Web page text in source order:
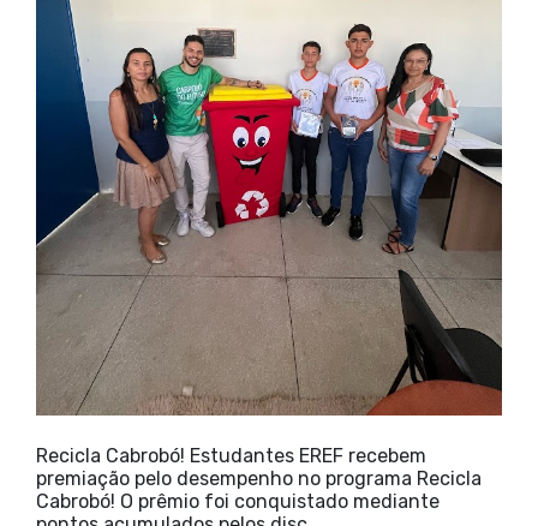
Recicla Cabrobó! Estudantes EREF recebem
premiação pelo desempenho no programa Recicla
Cabrobó! O prêmio foi conquistado mediante